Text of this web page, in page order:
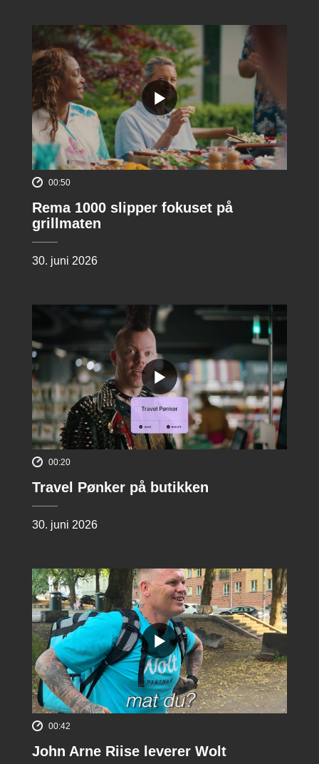
00:50
Rema 1000 slipper fokuset på
grillmaten
30. juni 2026
00:20
Travel Pønker på butikken
30. juni 2026
00:42
John Arne Riise leverer Wolt